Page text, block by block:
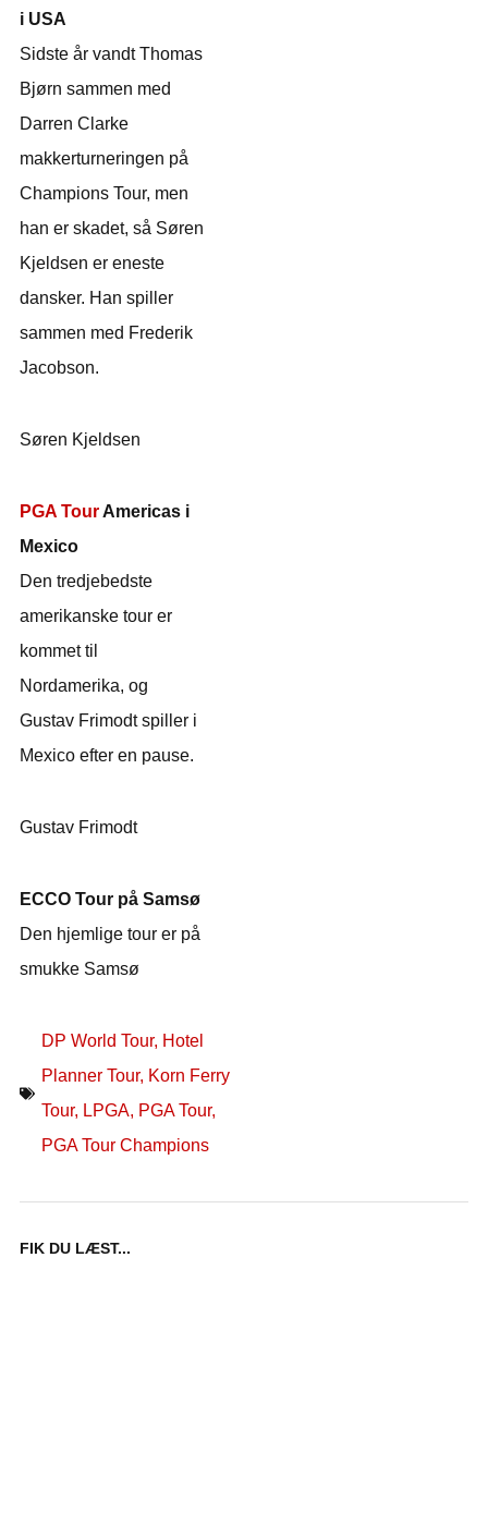
i USA
Sidste år vandt Thomas
Bjørn sammen med
Darren Clarke
makkerturneringen på
Champions Tour, men
han er skadet, så Søren
Kjeldsen er eneste
dansker. Han spiller
sammen med Frederik
Jacobson.
Søren Kjeldsen
PGA Tour Americas i
Mexico
Den tredjebedste
amerikanske tour er
kommet til
Nordamerika, og
Gustav Frimodt spiller i
Mexico efter en pause.
Gustav Frimodt
ECCO Tour på Samsø
Den hjemlige tour er på
smukke Samsø
DP World Tour, Hotel
Planner Tour, Korn Ferry
Tour, LPGA, PGA Tour,
PGA Tour Champions
FIK DU LÆST...